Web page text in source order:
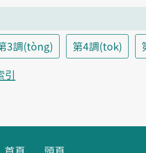
3調(tòng) 第4調(tok)
引